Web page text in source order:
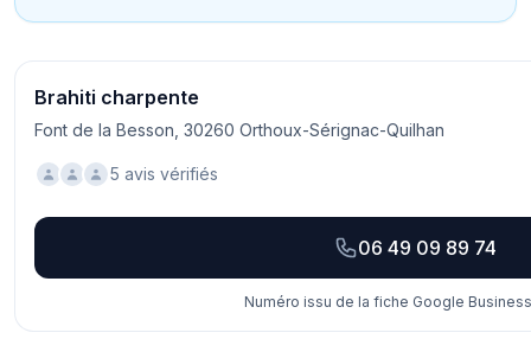
Brahiti charpente
Font de la Besson, 30260 Orthoux-Sérignac-Quilhan
5 avis vérifiés
06 49 09 89 74
Numéro issu de la fiche Google